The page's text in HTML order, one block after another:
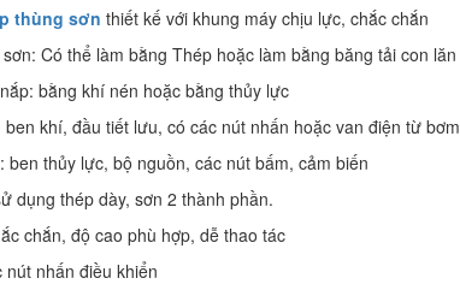
thùng sơn thiết kế với khung máy chịu lực, chắc chắn
Có thể làm bằng Thép hoặc làm bằng băng tải con lăn
bằng khí nén hoặc bằng thủy lực
ben khí, đầu tiết lưu, có các nút nhấn hoặc van điện từ bơm
ben thủy lực, bộ nguồn, các nút bấm, cảm biến
dụng thép dày, sơn 2 thành phần.
chắn, độ cao phù hợp, dễ thao tác
nút nhấn điều khiển